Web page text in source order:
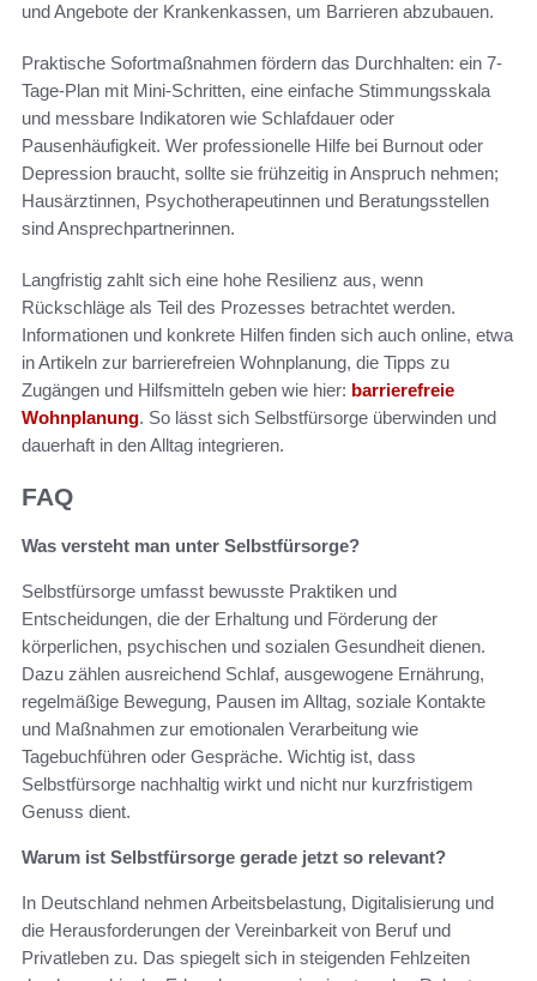
und Angebote der Krankenkassen, um Barrieren abzubauen.
Praktische Sofortmaßnahmen fördern das Durchhalten: ein 7-
Tage-Plan mit Mini-Schritten, eine einfache Stimmungsskala
und messbare Indikatoren wie Schlafdauer oder
Pausenhäufigkeit. Wer professionelle Hilfe bei Burnout oder
Depression braucht, sollte sie frühzeitig in Anspruch nehmen;
Hausärztinnen, Psychotherapeutinnen und Beratungsstellen
sind Ansprechpartnerinnen.
Langfristig zahlt sich eine hohe Resilienz aus, wenn
Rückschläge als Teil des Prozesses betrachtet werden.
Informationen und konkrete Hilfen finden sich auch online, etwa
in Artikeln zur barrierefreien Wohnplanung, die Tipps zu
Zugängen und Hilfsmitteln geben wie hier: barrierefreie
Wohnplanung. So lässt sich Selbstfürsorge überwinden und
dauerhaft in den Alltag integrieren.
FAQ
Was versteht man unter Selbstfürsorge?
Selbstfürsorge umfasst bewusste Praktiken und
Entscheidungen, die der Erhaltung und Förderung der
körperlichen, psychischen und sozialen Gesundheit dienen.
Dazu zählen ausreichend Schlaf, ausgewogene Ernährung,
regelmäßige Bewegung, Pausen im Alltag, soziale Kontakte
und Maßnahmen zur emotionalen Verarbeitung wie
Tagebuchführen oder Gespräche. Wichtig ist, dass
Selbstfürsorge nachhaltig wirkt und nicht nur kurzfristigem
Genuss dient.
Warum ist Selbstfürsorge gerade jetzt so relevant?
In Deutschland nehmen Arbeitsbelastung, Digitalisierung und
die Herausforderungen der Vereinbarkeit von Beruf und
Privatleben zu. Das spiegelt sich in steigenden Fehlzeiten